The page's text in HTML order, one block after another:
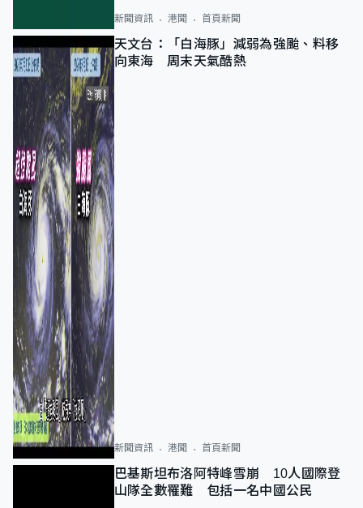
新聞資訊 港聞 首頁新聞
天文台：「白海豚」減弱為強颱、料移
向東海 周末天氣酷熱
新聞資訊 港聞 首頁新聞
巴基斯坦布洛阿特峰雪崩 10人國際登
山隊全數罹難 包括一名中國公民